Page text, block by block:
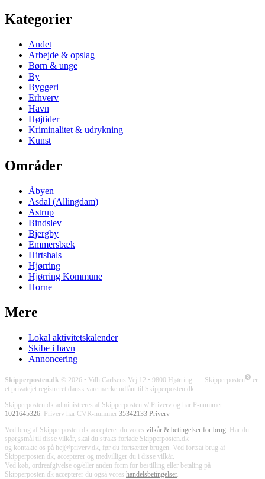
Kategorier
Andet
Arbejde & opslag
Børn & unge
By
Byggeri
Erhverv
Havn
Højtider
Kriminalitet & udrykning
Kunst
Områder
Åbyen
Asdal (Allingdam)
Astrup
Bindslev
Bjergby
Emmersbæk
Hirtshals
Hjørring
Hjørring Kommune
Horne
Mere
Lokal aktivitetskalender
Skibe i havn
Annoncering
Skipperposten.dk © 2026 • Vilh Carlsens Vej 12 • 9800 Hjørring Skipperposten
er
et privatejet registreret dansk varemærke udlånt til Skipperposten.dk
Skipperposten.dk administreres af Skipperposten v/ Priverv og har P-nummer
1021645326 . Priverv har CVR-nummer 35342133 Priverv
Ved brug af Skipperposten.dk accepterer du vores vilkår & betingelser for brug . Har du
spørgsmål til disse vilkår, skal du straks forlade Skipperposten.dk
og kontakte os på hej@priverv.dk, før du fortsætter brugen. Ved fortsat brug af
Skipperposten.dk, accepterer og medvilliger du i disse vilkår.
Ved køb, ordreafgivelse og/eller anden form for bestilling eller betaling på
Skipperposten.dk accepterer du også vores handelsbetingelser.